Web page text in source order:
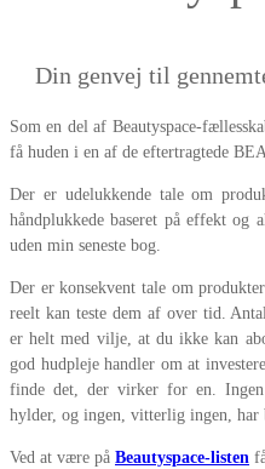
Din genvej til
Som en del af Beautyspace-
få huden i en af de eftertragtede
Der er udelukkende tale om
håndplukkede baseret på effekt og
uden min seneste bog.
Der er konsekvent tale om
reelt kan teste dem af over tid.
er helt med vilje, at du ikke kan
god hudpleje handler om at
finde det, der virker for en.
hylder, og ingen, vitterlig ingen, har
Ved at være på Beautyspace-listen